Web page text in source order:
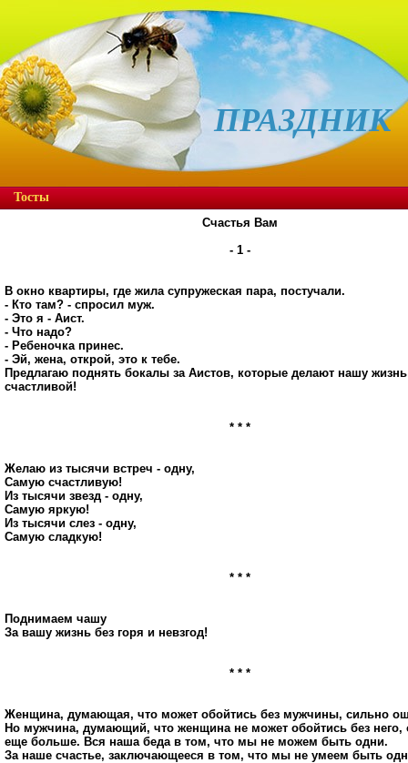
ПРАЗДНИК
Тосты
Счастья Вам
- 1 -
В окно квартиры, где жила супружеская пара, постучали.
- Кто там? - спросил муж.
- Это я - Аист.
- Что надо?
- Ребеночка принес.
- Эй, жена, открой, это к тебе.
Предлагаю поднять бокалы за Аистов, которые делают нашу жизнь
счастливой!
* * *
Желаю из тысячи встреч - одну,
Самую счастливую!
Из тысячи звезд - одну,
Самую яркую!
Из тысячи слез - одну,
Самую сладкую!
* * *
Поднимаем чашу
За вашу жизнь без горя и невзгод!
* * *
Женщина, думающая, что может обойтись без мужчины, сильно
Но мужчина, думающий, что женщина не может обойтись без него,
еще больше. Вся наша беда в том, что мы не можем быть одни.
За наше счастье, заключающееся в том, что мы не умеем быть